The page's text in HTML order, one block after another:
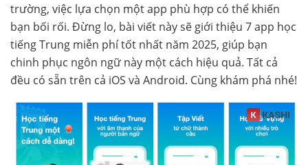
trường, việc lựa chọn một app phù hợp có thể khiến
bạn bối rối. Đừng lo, bài viết này sẽ giới thiệu 7 app học
tiếng Trung miễn phí tốt nhất năm 2025, giúp bạn
chinh phục ngôn ngữ này một cách hiệu quả. Tất cả
đều có sẵn trên cả iOS và Android. Cùng khám phá nhé!